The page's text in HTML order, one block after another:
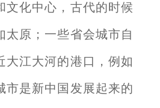
文化中心，古代的时候
太原；一些省会城市自
大江大河的港口，例如
市是新中国发展起来的